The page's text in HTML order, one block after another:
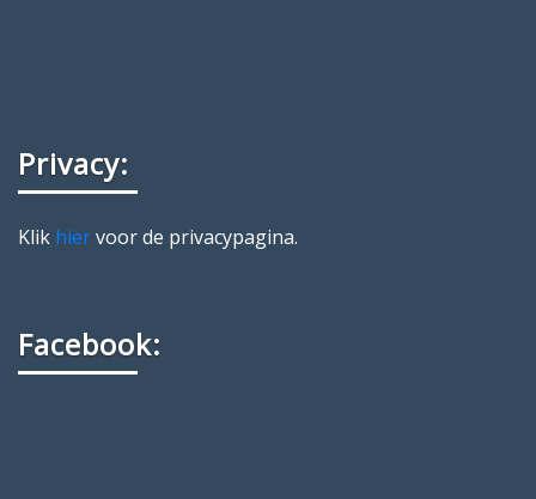
Privacy:
Klik hiervoor de privacypagina.
Facebook: